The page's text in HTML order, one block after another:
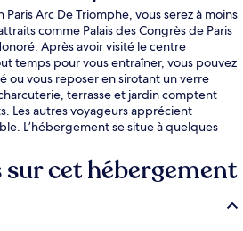
Arc De Triomphe, vous serez à moins
comme Palais des Congrès de Paris
Après avoir visité le centre
temps pour vous entraîner, vous pouvez
ou vous reposer en sirotant un verre
terrasse et jardin comptent
Les autres voyageurs apprécient
L’hébergement se situe à quelques
Arrêt de tram Anny Flore est
sur cet hébergement